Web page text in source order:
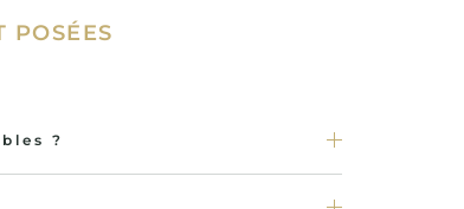
POSÉES
?